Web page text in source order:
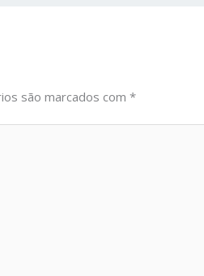
são marcados com*